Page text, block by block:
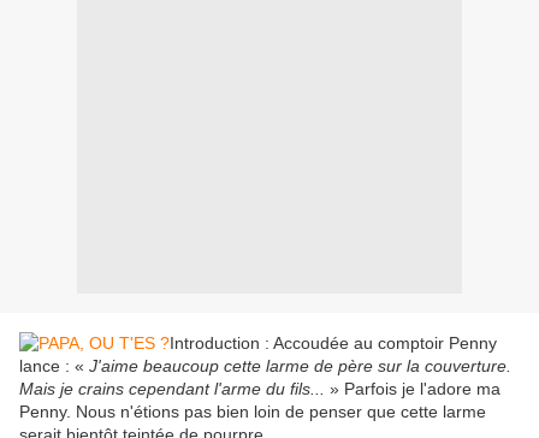
Introduction : Accoudée au comptoir Penny
lance : « J'aime beaucoup cette larme de père sur la couverture.
Mais je crains cependant l'arme du fils...
» Parfois je l'adore ma
Penny. Nous n'étions pas bien loin de penser que cette larme